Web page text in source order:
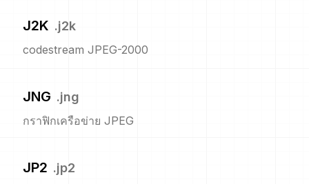
J2K .j2k
codestream JPEG-2000
JNG .jng
กราฟิกเครือข่าย JPEG
JP2 .jp2